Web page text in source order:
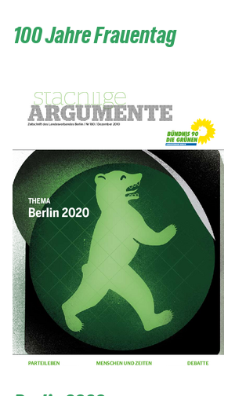
100 Jahre Frauentag